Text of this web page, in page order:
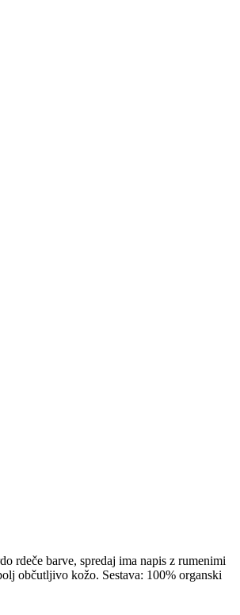
rdeče barve, spredaj ima napis z rumenimi
občutljivo kožo. Sestava: 100% organski